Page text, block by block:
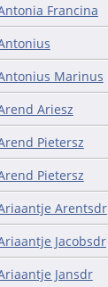
Francina
Marinus
Ariesz
Pietersz
Pietersz
Arentsdr
Jacobsdr
Jansdr